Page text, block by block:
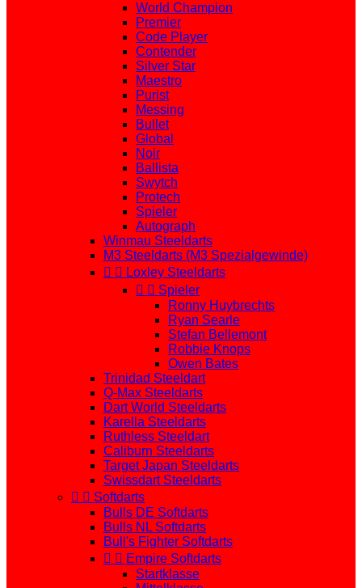
World Champion
Premier
Code Player
Contender
Silver Star
Maestro
Purist
Messing
Bullet
Global
Noir
Ballista
Swytch
Protech
Spieler
Autograph
Winmau Steeldarts
M3 Steeldarts (M3 Spezialgewinde)
  Loxley Steeldarts
  Spieler
Ronny Huybrechts
Ryan Searle
Stefan Bellemont
Robbie Knops
Owen Bates
Trinidad Steeldart
Q-Max Steeldarts
Dart World Steeldarts
Karella Steeldarts
Ruthless Steeldart
Caliburn Steeldarts
Target Japan Steeldarts
Swissdart Steeldarts
  Softdarts
Bulls DE Softdarts
Bulls NL Softdarts
Bull's Fighter Softdarts
  Empire Softdarts
Startklasse